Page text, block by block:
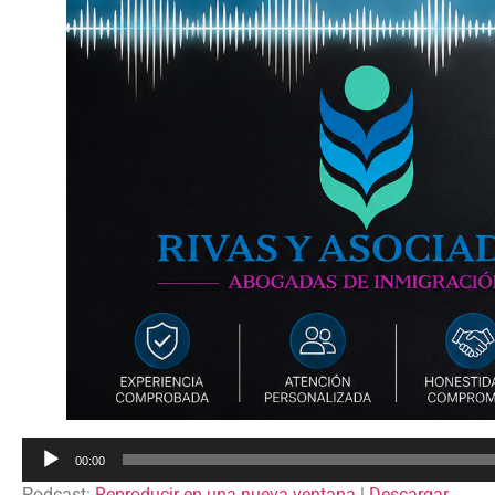
Reproductor
00:00